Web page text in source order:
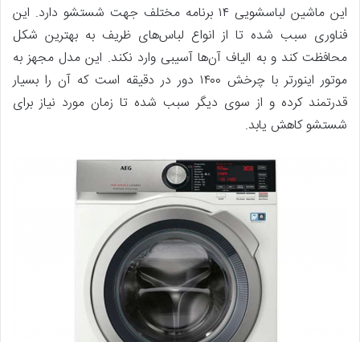
این ماشین لباسشویی ۱۴ برنامه مختلف جهت شستشو دارد. این
فناوری سبب شده تا از انواع لباس‌های ظریف به بهترین شکل
محافظت کند و به الیاف آن‌ها آسیبی وارد نکند. این مدل مجهز به
موتور اینورتر با چرخش ۱۴۰۰ دور در دقیقه است که آن را بسیار
قدرتمند کرده و از سوی دیگر سبب شده تا زمان مورد نیاز برای
شستشو کاهش یابد.